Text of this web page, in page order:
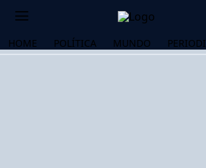
HOME POLÍTICA MUNDO